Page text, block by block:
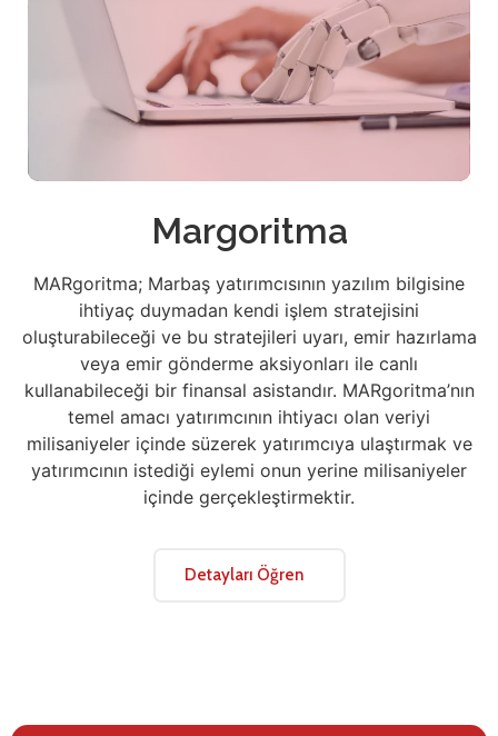
Margoritma
MARgoritma; Marbaş yatırımcısının yazılım bilgisine
ihtiyaç duymadan kendi işlem stratejisini
oluşturabileceği ve bu stratejileri uyarı, emir hazırlama
veya emir gönderme aksiyonları ile canlı
kullanabileceği bir finansal asistandır. MARgoritma’nın
temel amacı yatırımcının ihtiyacı olan veriyi
milisaniyeler içinde süzerek yatırımcıya ulaştırmak ve
yatırımcının istediği eylemi onun yerine milisaniyeler
içinde gerçekleştirmektir.
Detayları Öğren